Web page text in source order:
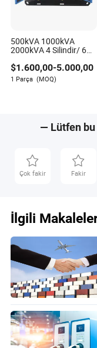
500kVA 1000kVA
2000kVA 4 Silindir/ 6
Baudouin Weichai
Cumins 400V/230V
Dizel Jeneratör Seti
$1.600,00-5.000,00
1 Parça (MOQ)
— Lütfen
Çok fakir Fakir
İlgili